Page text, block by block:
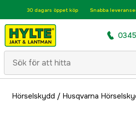
30 dagars öppet köp Snabba
Hörselskydd / Husqvarna